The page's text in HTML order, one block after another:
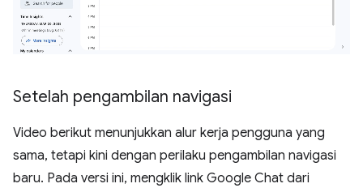
Setelah pengambilan navigasi
Video berikut menunjukkan alur kerja pengguna yang
sama, tetapi kini dengan perilaku pengambilan navigasi
baru. Pada versi ini, mengklik link Google Chat dari